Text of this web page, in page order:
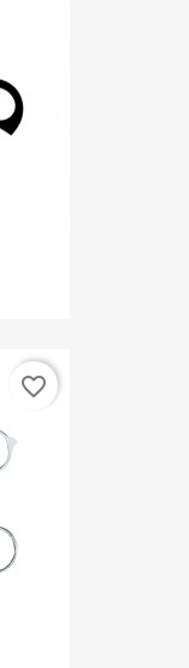
favorite_border